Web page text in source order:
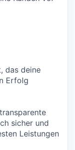
das deine
Erfolg
sicher und
Leistungen